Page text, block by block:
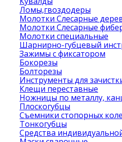
Ломы,гвоздодеры
Молотки Слесарные
Молотки Слесарные
Молотки специальные
Шарнирно-губцевый
Зажимы с фиксатором
Бокорезы
Болторезы
Инструменты для
Клещи переставные
Ножницы по металлу,
Плоскогубцы
Съемники стопорных
Тонкогубцы
Средства